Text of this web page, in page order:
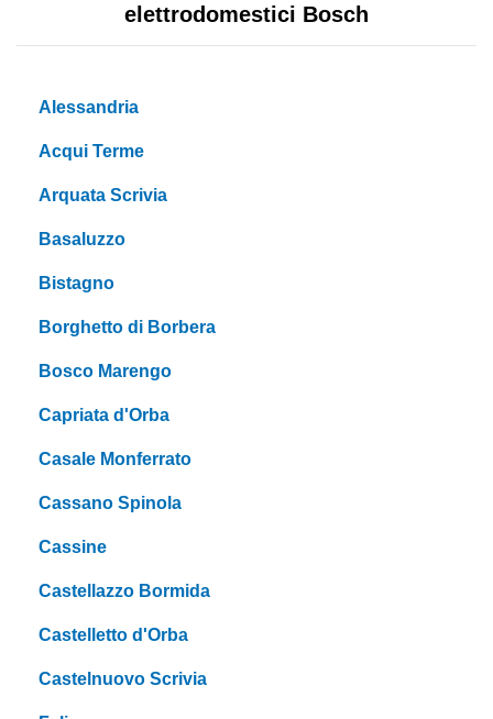
elettrodomestici Bosch
Alessandria
Acqui Terme
Arquata Scrivia
Basaluzzo
Bistagno
Borghetto di Borbera
Bosco Marengo
Capriata d'Orba
Casale Monferrato
Cassano Spinola
Cassine
Castellazzo Bormida
Castelletto d'Orba
Castelnuovo Scrivia